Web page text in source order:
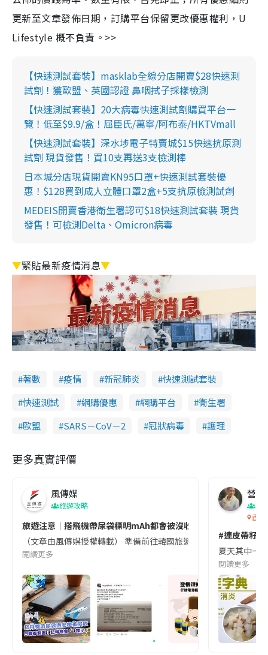
更新至文章發佈日期，訂購平台保留更改優惠權利，U
Lifestyle 概不負責。>>
【快速測試套裝】masklab全線分店開賣$28快速測
試劑！獲歐盟、英國認證 鼻咽拭子採樣檢測
【快速測試套裝】20大病毒快速測試劑購買平台一
覽！低至$9.9/盒！屈臣氏/萬寧/阿布泰/HKTVmall
【快速測試套裝】深水埗電子特賣城$15快速抗原測
試劑 現貨發售！買10支再送3支檢測棒
日本城分店現貨開賣KN95口罩+快速測試套裝優
惠！$128買到成人立體口罩2盒+5支抗原檢測試劑
MEDEIS開賣香港衛生署認可$18快速測試套裝 現貨
發售！可檢測Delta、Omicron病毒
▼緊貼最新疫情消息▼
著數 疫情 新冠肺炎
快速測試套裝
快速測試
網購優惠 網購平台
衞生署
歐盟
SARS－CoV－2 冠狀病毒 護理
更多真實評價
風傳媒
旅遊攻略
旅遊注意｜搭飛機帶尿袋標明mAh都會被沒收😱出發前切記檢查
（文章由風傳媒授權轉載） 準備前往韓國旅遊的民眾，近期要
閱讀更多
營養
香港
#連皮帶籽
夏天其中一
閱讀更多